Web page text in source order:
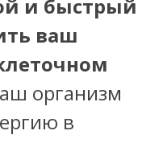
и быстрый
ваш
организм
в